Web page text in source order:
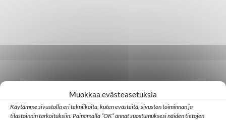
Muokkaa evästeasetuksia
Käytämme sivustolla eri tekniikoita, kuten evästeitä, sivuston toiminnan ja
tilastoinnin tarkoituksiin. Painamalla ”OK” annat suostumuksesi näiden tietojen
Tiedostot ja materiaalit
Sansan materiaalit